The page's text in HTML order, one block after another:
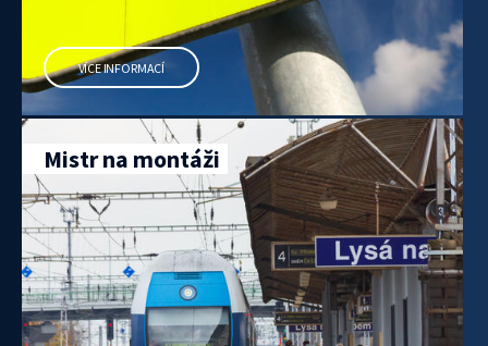
VÍCE INFORMACÍ
Mistr na montáži